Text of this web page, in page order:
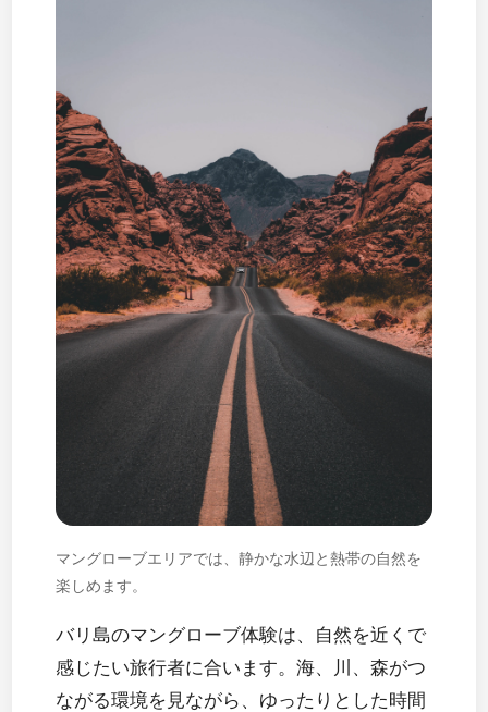
マングローブエリアでは、静かな水辺と熱帯の自然を
楽しめます。
バリ島のマングローブ体験は、自然を近くで
感じたい旅行者に合います。海、川、森がつ
ながる環境を見ながら、ゆったりとした時間